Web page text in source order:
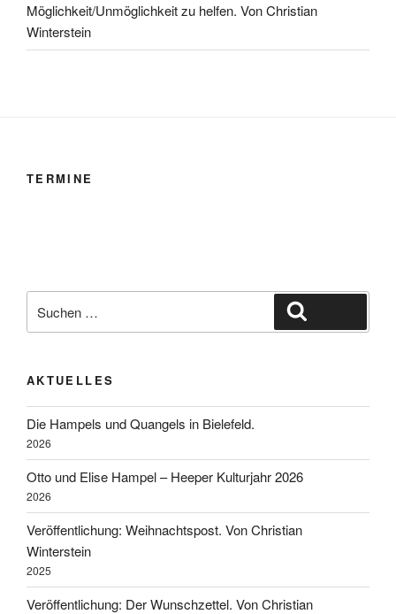
Möglichkeit/Unmöglichkeit zu helfen. Von Christian
Winterstein
TERMINE
nach:
AKTUELLES
Die Hampels und Quangels in Bielefeld.
2026
Otto und Elise Hampel – Heeper Kulturjahr 2026
2026
Veröffentlichung: Weihnachtspost. Von Christian
Winterstein
2025
Veröffentlichung: Der Wunschzettel. Von Christian